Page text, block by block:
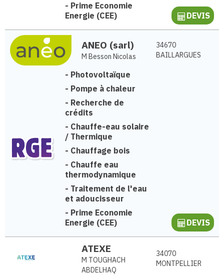
- Prime Economie
Energie (CEE)
DEVIS
ANEO (sarl)
M Besson Nicolas
34670
BAILLARGUES
- Photovoltaïque
- Pompe à chaleur
- Recherche de
crédits
- Chauffe-eau solaire
/ Thermique
- Chauffage bois
- Chauffe eau
thermodynamique
- Traitement de l'eau
et adoucisseur
- Prime Economie
Energie (CEE)
DEVIS
ATEXE
M TOUGHACH
ABDELHAQ
34070
MONTPELLIER